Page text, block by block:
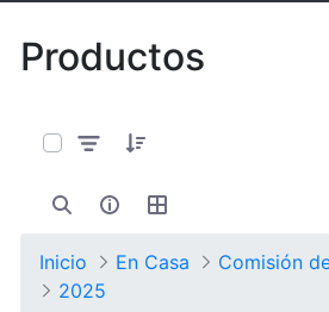
Productos
Inicio En Casa
Comisión
2025